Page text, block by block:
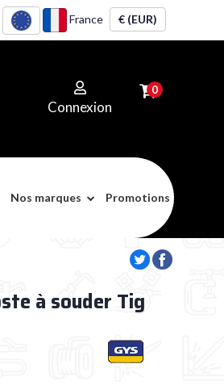
France € (EUR)
Connexion
0
Nos marques Promotions
à souder Tig